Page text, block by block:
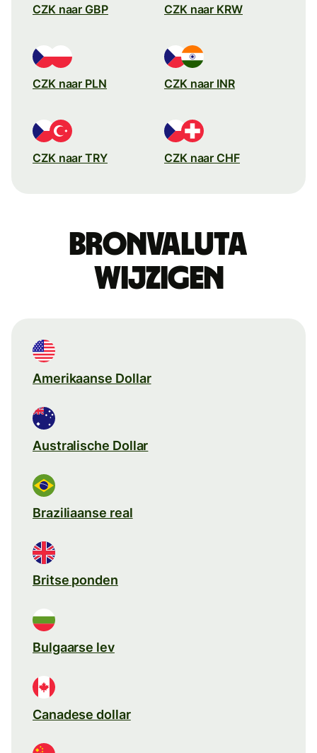
CZK naar GBP CZK naar KRW
CZK naar PLN CZK naar INR
CZK naar TRY CZK naar CHF
Bronvaluta
wijzigen
Amerikaanse Dollar
Australische Dollar
Braziliaanse real
Britse ponden
Bulgaarse lev
Canadese dollar